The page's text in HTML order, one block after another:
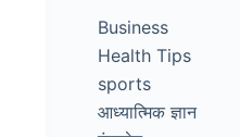
Business
Health Tips
sports
आध्यात्मिक ज्ञान